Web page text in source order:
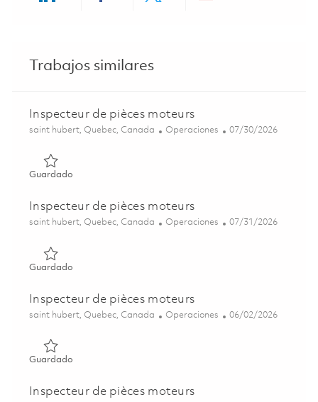
Trabajos similares
Inspecteur de pièces moteurs
Ubicación
saint hubert, Quebec, Canada Categoría
Operaciones Posted Date
07/30/2026
GuardadoGuardado Inspecteur de pièces moteurs 01828310
Inspecteur de pièces moteurs
Ubicación
saint hubert, Quebec, Canada Categoría
Operaciones Posted Date
07/31/2026
GuardadoGuardado Inspecteur de pièces moteurs 01799387
Inspecteur de pièces moteurs
Ubicación
saint hubert, Quebec, Canada Categoría
Operaciones Posted Date
06/02/2026
GuardadoGuardado Inspecteur de pièces moteurs 01850089
Inspecteur de pièces moteurs